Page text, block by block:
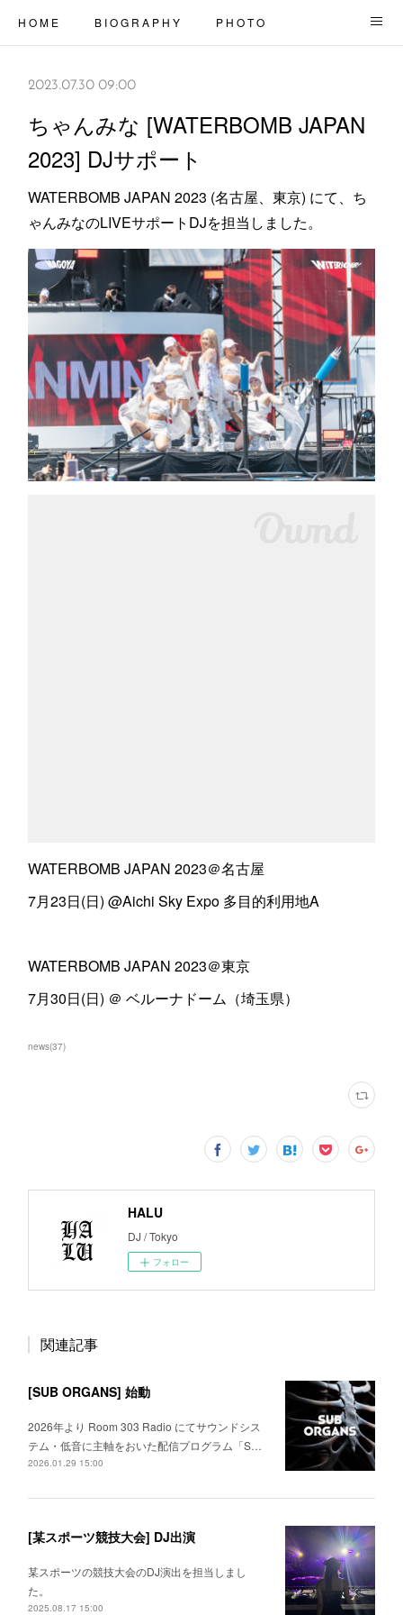
H O M E B I O G R A P H Y P H O T O
2023.07.30 09:00
ちゃんみな [WATERBOMB JAPAN
2023] DJサポート
WATERBOMB JAPAN 2023 (名古屋、東京) にて、ち
ゃんみなのLIVEサポートDJを担当しました。
WATERBOMB JAPAN 2023＠名古屋
7月23日(日) @Aichi Sky Expo 多目的利用地A
WATERBOMB JAPAN 2023＠東京
7月30日(日) ＠ ベルーナドーム（埼玉県）
news(37)
HALU
DJ / Tokyo
フォロー
関連記事
[SUB ORGANS] 始動
2026年より Room 303 Radio にてサウンドシス
テム・低音に主軸をおいた配信プログラム「S…
2026.01.29 15:00
[某スポーツ競技大会] DJ出演
某スポーツの競技大会のDJ演出を担当しまし
た。
2025.08.17 15:00